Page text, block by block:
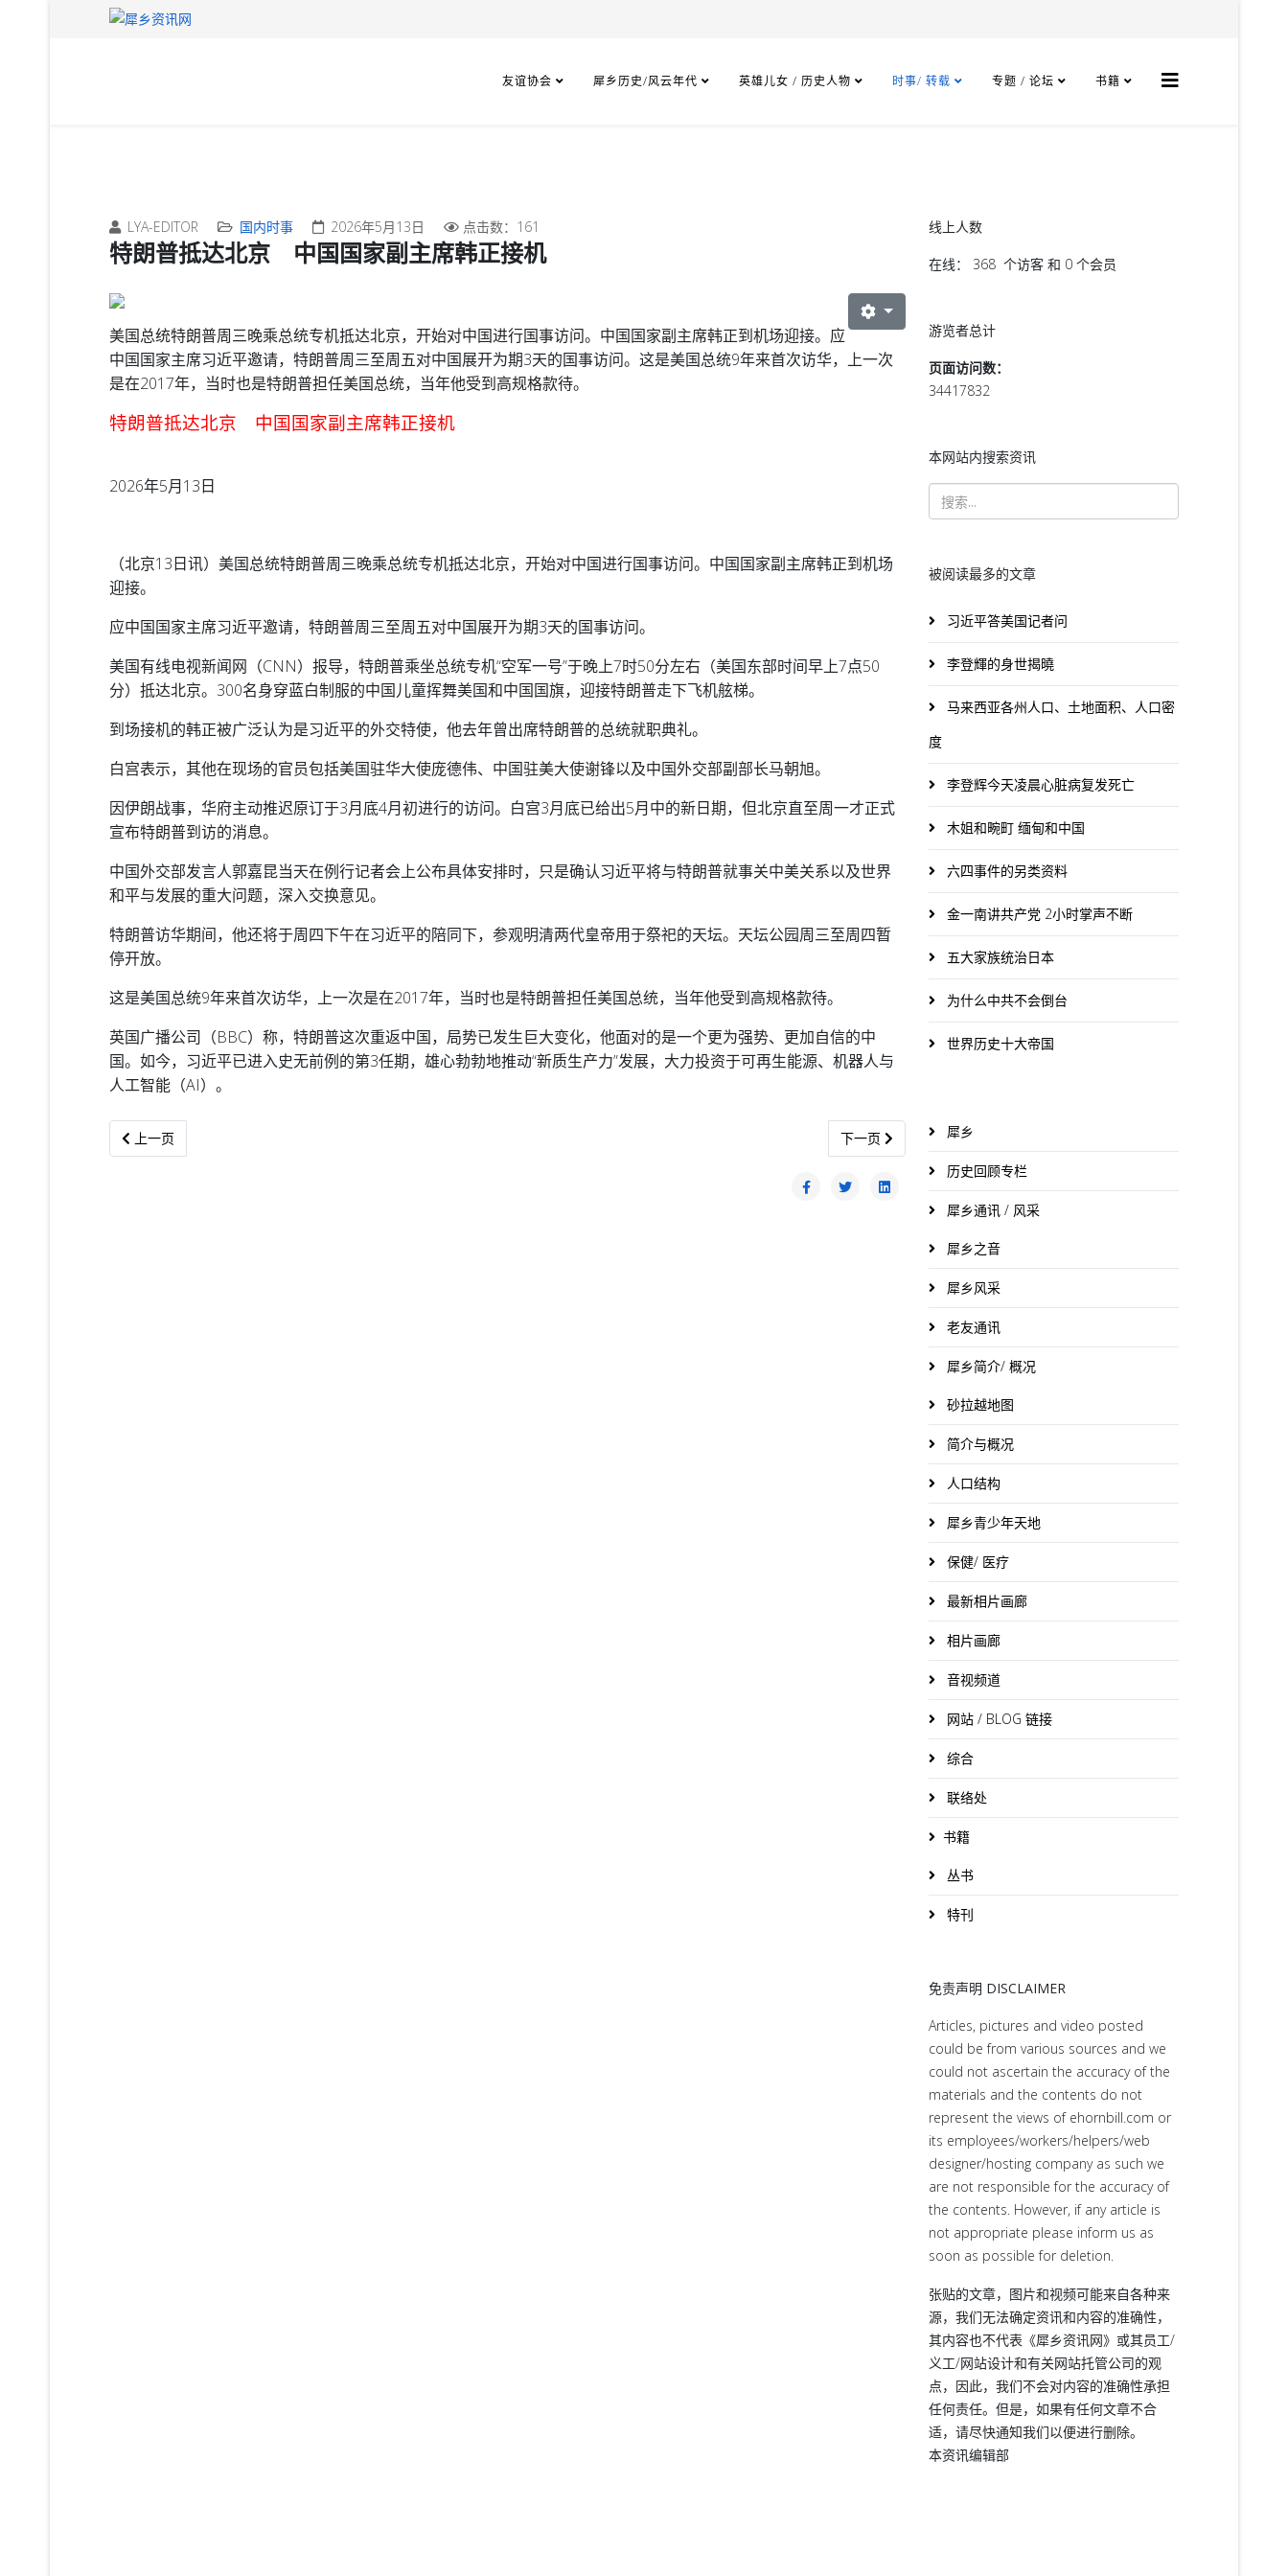
友谊协会 犀乡历史/风云年代 英雄儿女 / 历史人物 时事/ 转载 专题 / 论坛 书籍
LYA-EDITOR 国内时事 2026年5月13日 点击数：161
特朗普抵达北京 中国国家副主席韩正接机
美国总统特朗普周三晚乘总统专机抵达北京，开始对中国进行国事访问。中国国家副主席韩正到机场迎接。 应
中国国家主席习近平邀请，特朗普周三至周五对中国展开为期3天的国事访问。这是美国总统9年来首次访华，上一次
是在2017年，当时也是特朗普担任美国总统，当年他受到高规格款待。
特朗普抵达北京 中国国家副主席韩正接机
2026年5月13日
（北京13日讯）美国总统特朗普周三晚乘总统专机抵达北京，开始对中国进行国事访问。中国国家副主席韩正到机场
迎接。
应中国国家主席习近平邀请，特朗普周三至周五对中国展开为期3天的国事访问。
美国有线电视新闻网（CNN）报导，特朗普乘坐总统专机“空军一号”于晚上7时50分左右（美国东部时间早上7点50
分）抵达北京。300名身穿蓝白制服的中国儿童挥舞美国和中国国旗，迎接特朗普走下飞机舷梯。
到场接机的韩正被广泛认为是习近平的外交特使，他去年曾出席特朗普的总统就职典礼。
白宫表示，其他在现场的官员包括美国驻华大使庞德伟、中国驻美大使谢锋以及中国外交部副部长马朝旭。
因伊朗战事，华府主动推迟原订于3月底4月初进行的访问。白宫3月底已给出5月中的新日期，但北京直至周一才正式
宣布特朗普到访的消息。
中国外交部发言人郭嘉昆当天在例行记者会上公布具体安排时，只是确认习近平将与特朗普就事关中美关系以及世界
和平与发展的重大问题，深入交换意见。
特朗普访华期间，他还将于周四下午在习近平的陪同下，参观明清两代皇帝用于祭祀的天坛。天坛公园周三至周四暂
停开放。
这是美国总统9年来首次访华，上一次是在2017年，当时也是特朗普担任美国总统，当年他受到高规格款待。
英国广播公司（BBC）称，特朗普这次重返中国，局势已发生巨大变化，他面对的是一个更为强势、更加自信的中
国。如今，习近平已进入史无前例的第3任期，雄心勃勃地推动“新质生产力”发展，大力投资于可再生能源、机器人与
人工智能（AI）。
上一篇文章: 阿邦佐：砂铁路计划先聚焦民都鲁至沙马拉如 不排除未来衔接加里曼丹
上一页 下一篇文章: 砂拉越迈向半导体创新中心 MYChipStart计划启动
下一页
线上人数
在线： 368 个访客 和 0 个会员
游览者总计
页面访问数：
34417832
本网站内搜索资讯
被阅读最多的文章
习近平答美国记者问
李登輝的身世揭曉
马来西亚各州人口、土地面积、人口密
度
李登辉今天凌晨心脏病复发死亡
木姐和畹町 缅甸和中国
六四事件的另类资料
金一南讲共产党 2小时掌声不断
五大家族统治日本
为什么中共不会倒台
世界历史十大帝国
犀乡
历史回顾专栏
犀乡通讯 / 风采
犀乡之音
犀乡风采
老友通讯
犀乡简介/ 概况
砂拉越地图
简介与概况
人口结构
犀乡青少年天地
保健/ 医疗
最新相片画廊
相片画廊
音视频道
网站 / BLOG 链接
综合
联络处
书籍
丛书
特刊
免责声明 DISCLAIMER
Articles, pictures and video posted
could be from various sources and we
could not ascertain the accuracy of the
materials and the contents do not
represent the views of ehornbill.com or
its employees/workers/helpers/web
designer/hosting company as such we
are not responsible for the accuracy of
the contents. However, if any article is
not appropriate please inform us as
soon as possible for deletion.
张贴的文章，图片和视频可能来自各种来
源，我们无法确定资讯和内容的准确性，
其内容也不代表《犀乡资讯网》或其员工/
义工/网站设计和有关网站托管公司的观
点，因此，我们不会对内容的准确性承担
任何责任。但是，如果有任何文章不合
适，请尽快通知我们以便进行删除。
本资讯编辑部